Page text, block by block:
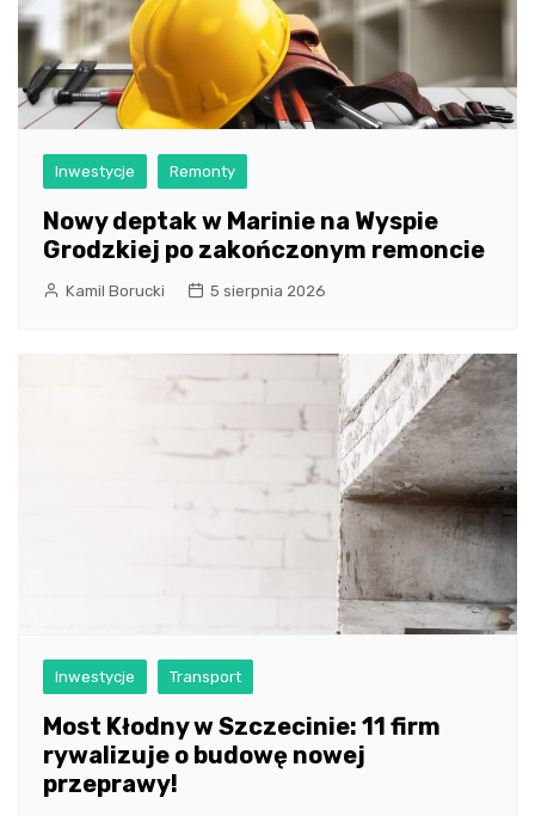
Inwestycje Remonty
Nowy deptak w Marinie na Wyspie
Grodzkiej po zakończonym remoncie
Kamil Borucki 5 sierpnia 2026
Inwestycje Transport
Most Kłodny w Szczecinie: 11 firm
rywalizuje o budowę nowej
przeprawy!